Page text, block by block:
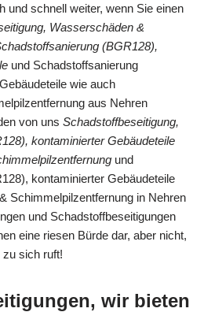
und schnell weiter, wenn Sie einen
Wasserschäden &
(BGR128),
und Schadstoffsanierung
wie auch
aus Nehren
von uns Schadstoffbeseitigung,
kontaminierter Gebäudeteile
und
kontaminierter Gebäudeteile
Schimmelpilzentfernung in Nehren
und Schadstoffbeseitigungen
eine riesen Bürde dar, aber nicht,
sich ruft!
wir bieten